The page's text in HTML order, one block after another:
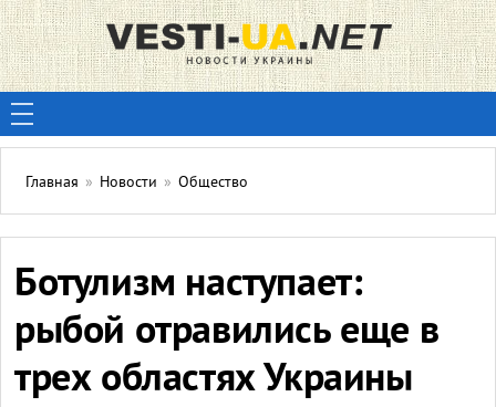
Главная » Новости » Общество
Ботулизм наступает:
рыбой отравились еще в
трех областях Украины